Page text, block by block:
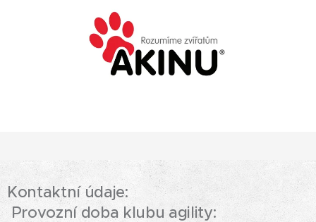
Kontaktní údaje:
Provozní doba klubu agility: